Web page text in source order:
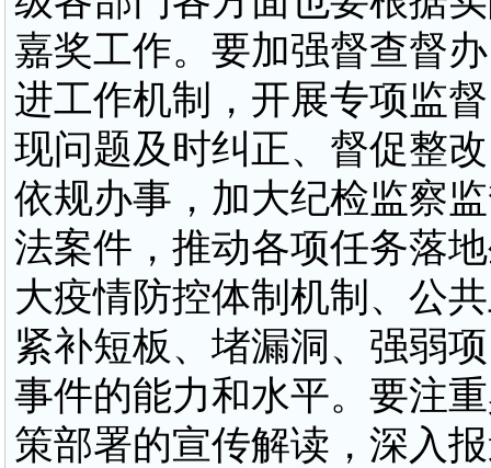
嘉奖工作。要加强督查督
进工作机制，开展专项监
现问题及时纠正、督促整
依规办事，加大纪检监察
法案件，推动各项任务落
大疫情防控体制机制、公
紧补短板、堵漏洞、强弱
事件的能力和水平。要注
策部署的宣传解读，深入